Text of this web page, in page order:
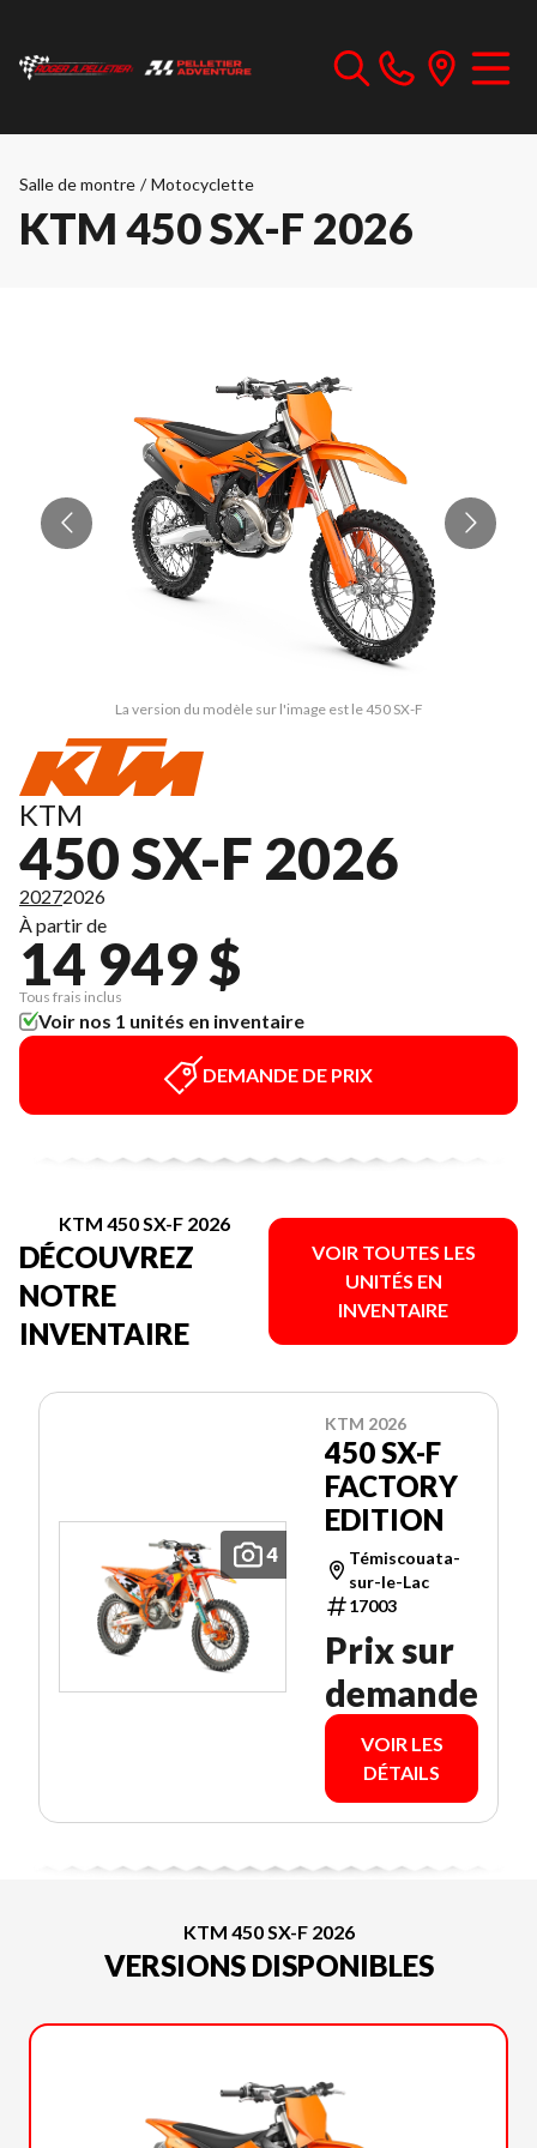
Salle de montre / Motocyclette
KTM 450 SX-F 2026
La version du modèle sur l'image est le 450 SX-F
KTM
450 SX-F 2026
20272026
À partir de
14 949 $
Tous frais inclus
Voir nos 1 unités en inventaire
DEMANDE DE PRIX
KTM 450 SX-F 2026
DÉCOUVREZ
NOTRE
INVENTAIRE
VOIR TOUTES LES
UNITÉS EN
INVENTAIRE
4
KTM 2026
450 SX-F
FACTORY
EDITION
Témiscouata-
sur-le-Lac
17003
Prix sur
demande
VOIR LES
DÉTAILS
KTM 450 SX-F 2026
VERSIONS DISPONIBLES